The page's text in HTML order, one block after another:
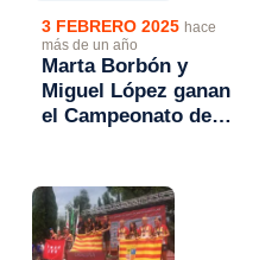
3 FEBRERO 2025 hace
más de un año
Marta Borbón y
Miguel López ganan
el Campeonato de
Reinosa